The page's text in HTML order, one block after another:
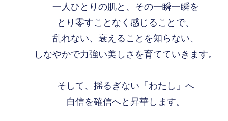
一人ひとりの肌と、その一瞬一瞬を
とり零すことなく感じることで、
乱れない、衰えることを知らない、
しなやかで力強い美しさを育てていきます。
そして、揺るぎない「わたし」へ
自信を確信へと昇華します。